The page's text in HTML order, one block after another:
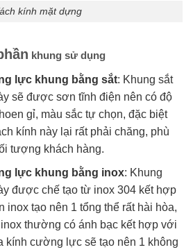
kính mặt dựng
khung sử dụng
lực khung bằng sắt: Khung sắt
sẽ được sơn tĩnh điện nên có độ
gỉ, màu sắc tự chọn, đặc biệt
kính này lại rất phải chăng, phù
tượng khách hàng.
lực khung bằng inox: Khung
được chế tạo từ inox 304 kết hợp
inox tạo nên 1 tổng thể rất hài hòa,
thường có ánh bạc kết hợp với
kính cường lực sẽ tạo nên 1 không